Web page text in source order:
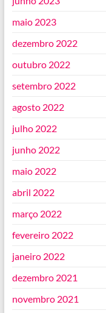
maio 2023
dezembro 2022
outubro 2022
setembro 2022
agosto 2022
julho 2022
junho 2022
maio 2022
abril 2022
março 2022
fevereiro 2022
janeiro 2022
dezembro 2021
novembro 2021